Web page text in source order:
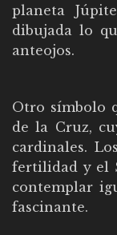
planeta
dibujada lo
anteojos.
Otro símbolo
de la Cruz,
cardinales.
fertilidad y el
contemplar
fascinante.